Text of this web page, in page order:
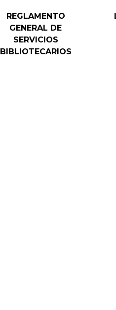
REGLAMENTO
GENERAL DE
SERVICIOS
BIBLIOTECARIOS